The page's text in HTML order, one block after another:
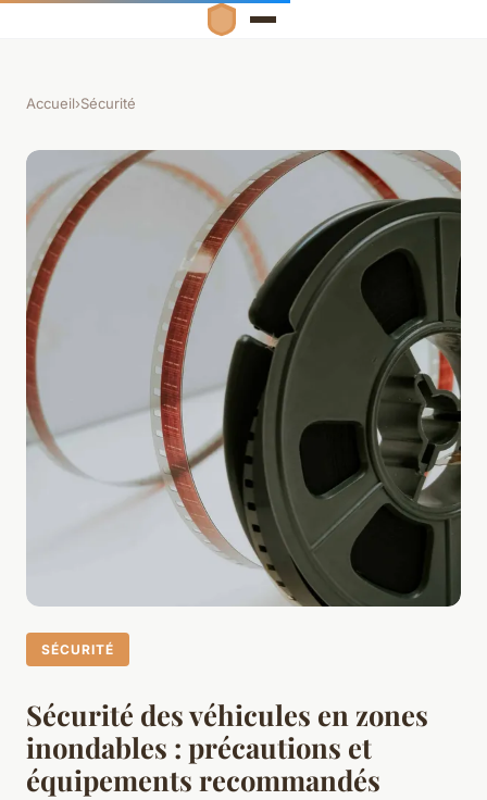
Accueil›Sécurité
SÉCURITÉ
Sécurité des véhicules en zones
inondables : précautions et
équipements recommandés